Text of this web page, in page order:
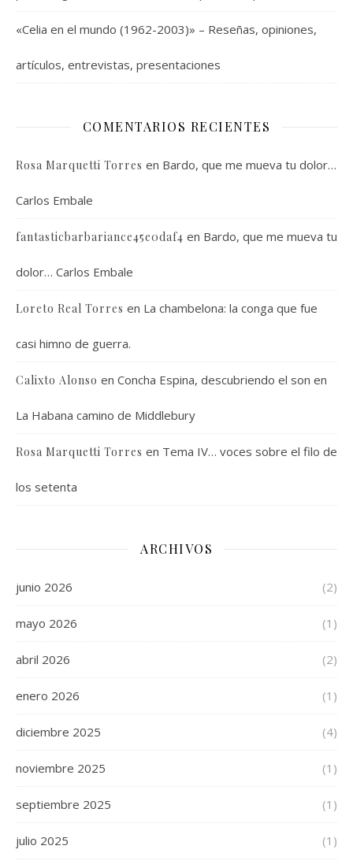
«Celia en el mundo (1962-2003)» – Reseñas, opiniones,
artículos, entrevistas, presentaciones
COMENTARIOS RECIENTES
Rosa Marquetti Torres en Bardo, que me mueva tu dolor…
Carlos Embale
fantasticbarbariance45e0daf4 en Bardo, que me mueva tu
dolor… Carlos Embale
Loreto Real Torres en La chambelona: la conga que fue
casi himno de guerra.
Calixto Alonso en Concha Espina, descubriendo el son en
La Habana camino de Middlebury
Rosa Marquetti Torres en Tema IV… voces sobre el filo de
los setenta
ARCHIVOS
junio 2026 (2)
mayo 2026 (1)
abril 2026 (2)
enero 2026 (1)
diciembre 2025 (4)
noviembre 2025 (1)
septiembre 2025 (1)
julio 2025 (1)